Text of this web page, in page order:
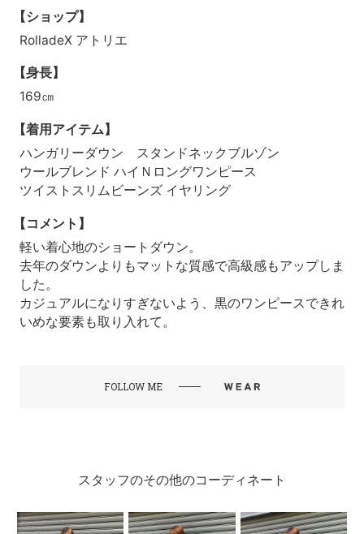
【ショップ】
RolladeX アトリエ
【身長】
169㎝
【着用アイテム】
ハンガリーダウン スタンドネックブルゾン
ウールブレンド ハイＮロングワンピース
ツイストスリムビーンズ イヤリング
【コメント】
軽い着心地のショートダウン。
去年のダウンよりもマットな質感で高級感もアップしま
した。
カジュアルになりすぎないよう、黒のワンピースできれ
いめな要素も取り入れて。
FOLLOW ME
スタッフのその他のコーディネート